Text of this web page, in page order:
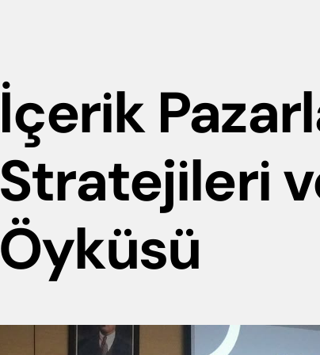
İçerik
Stratejileri
Öyküsü